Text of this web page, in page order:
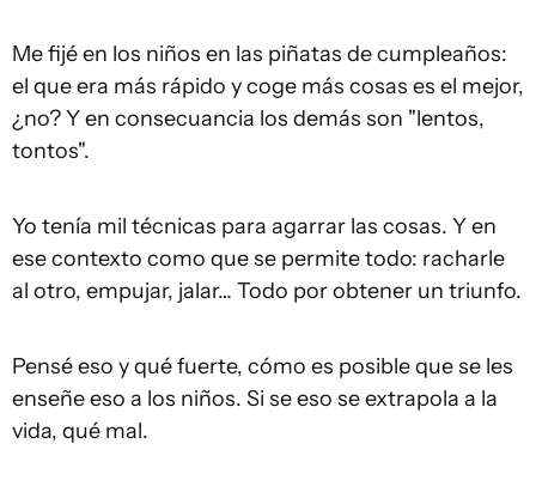
Me fijé en los niños en las piñatas de cumpleaños:
el que era más rápido y coge más cosas es el mejor,
¿no? Y en consecuancia los demás son "lentos,
tontos".
Yo tenía mil técnicas para agarrar las cosas. Y en
ese contexto como que se permite todo: racharle
al otro, empujar, jalar… Todo por obtener un triunfo.
Pensé eso y qué fuerte, cómo es posible que se les
enseñe eso a los niños. Si se eso se extrapola a la
vida, qué mal.